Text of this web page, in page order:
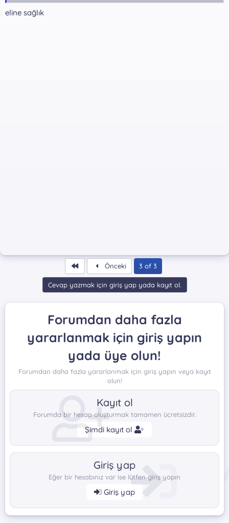
eline sağlık
Önceki 3 of 3
Cevap yazmak için giriş yap yada kayıt ol.
Forumdan daha fazla
yararlanmak için giriş yapın
yada üye olun!
Forumdan daha fazla yararlanmak için giriş yapın veya kayıt
olun!
Kayıt ol
Forumda bir hesap oluşturmak tamamen ücretsizdir.
Şimdi kayıt ol
Giriş yap
Eğer bir hesabınız var ise lütfen giriş yapın
Giriş yap